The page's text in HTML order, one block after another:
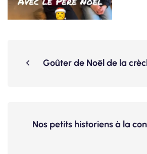
Goûter de Noël de la
Nos petits historiens à la